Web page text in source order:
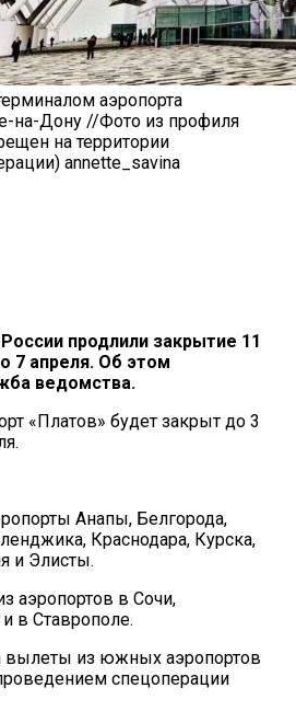
аэропорта
на-Дону //Фото из профиля
на территории
annette_savina
продлили закрытие 11
7 апреля. Об этом
ведомства.
«Платов» будет закрыт до 3
Анапы, Белгорода,
Краснодара, Курска,
и Элисты.
аэропортов в Сочи,
в Ставрополе.
вылеты из южных аэропортов
спецоперации